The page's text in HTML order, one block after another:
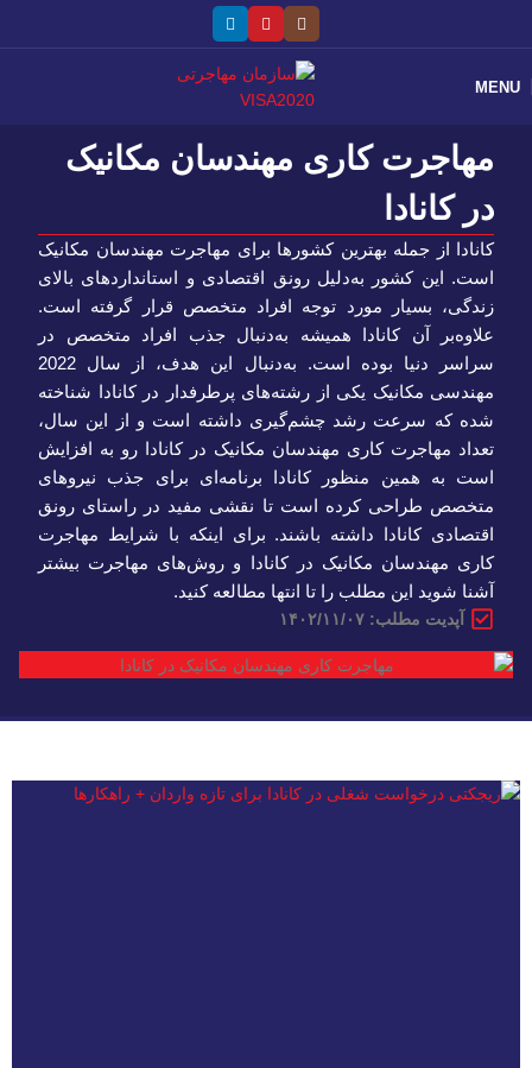
MENU
مهاجرت کاری مهندسان مکانیک
در کانادا
کانادا از جمله بهترین کشورها برای مهاجرت مهندسان مکانیک
است. این کشور به‌دلیل رونق اقتصادی و استانداردهای بالای
زندگی، بسیار مورد توجه افراد متخصص قرار گرفته است.
علاوه‌بر آن کانادا همیشه به‌دنبال جذب افراد متخصص در
سراسر دنیا بوده است. به‌دنبال این هدف، از سال 2022
مهندسی مکانیک یکی از رشته‌های پرطرفدار در کانادا شناخته
شده که سرعت رشد چشم‌گیری داشته است و از این سال،
تعداد مهاجرت کاری مهندسان مکانیک در کانادا رو به افزایش
است به همین منظور کانادا برنامه‌ای برای جذب نیروهای
متخصص طراحی کرده است تا نقشی مفید در راستای رونق
اقتصادی کانادا داشته باشند. برای اینکه با شرایط مهاجرت
کاری مهندسان مکانیک در کانادا و روش‌های مهاجرت بیشتر
آشنا شوید این مطلب را تا انتها مطالعه کنید.
آپدیت مطلب: ۱۴۰۲/۱۱/۰۷